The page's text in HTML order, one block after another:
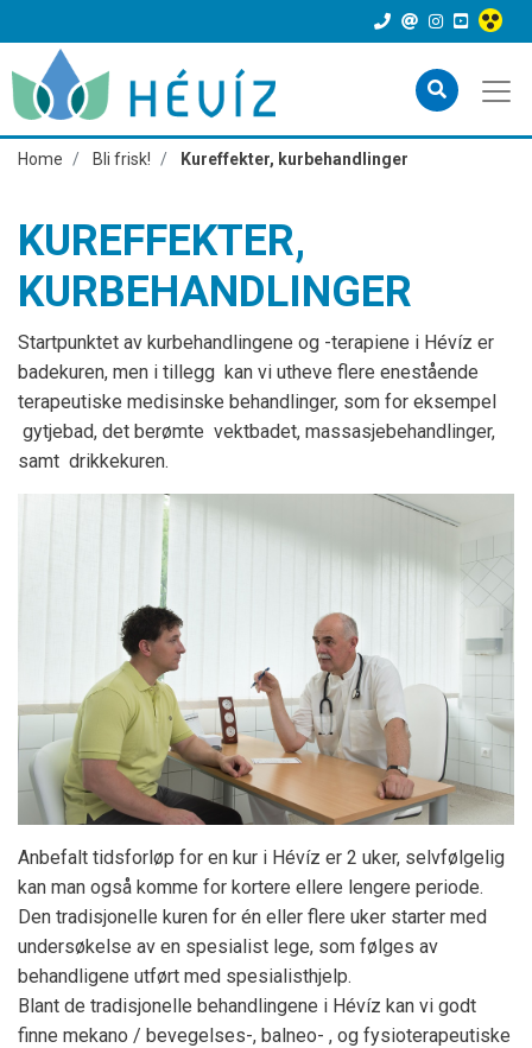
Home Bli frisk! Kureffekter, kurbehandlinger
KUREFFEKTER,
KURBEHANDLINGER
Startpunktet av kurbehandlingene og -terapiene i Hévíz er
badekuren, men i tillegg kan vi utheve flere enestående
terapeutiske medisinske behandlinger, som for eksempel
gytjebad, det berømte vektbadet, massasjebehandlinger,
samt drikkekuren.
Anbefalt tidsforløp for en kur i Hévíz er 2 uker, selvfølgelig
kan man også komme for kortere ellere lengere periode.
Den tradisjonelle kuren for én eller flere uker starter med
undersøkelse av en spesialist lege, som følges av
behandligene utført med spesialisthjelp.
Blant de tradisjonelle behandlingene i Hévíz kan vi godt
finne mekano / bevegelses-, balneo- , og fysioterapeutiske